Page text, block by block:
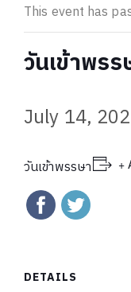
This event has
วันเข้าพรร
July 14,
วันเข้าพรรษา +
DETAILS